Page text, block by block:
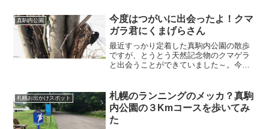
真駒内公園
今度はつがいに出会ったよ！クマ
ガラ君にくまげらさん
最近すっかり定着した真駒内公園の散歩
ですが、とうとう天然記念物のクマゲラ
と出会うことができていました～。今日
写真をクリック、タップすると大きくな
ります。クマゲラ君（オス...
札幌お出かけスポット
札幌のランニングのメッカ？真駒
内公園の３Kmコースを歩いてみ
た